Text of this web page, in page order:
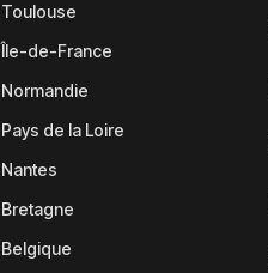
de-France
de la Loire